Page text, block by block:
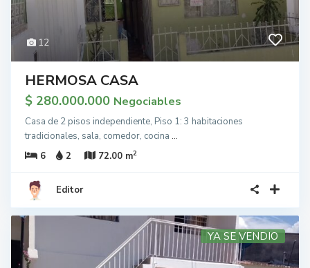
12
HERMOSA CASA
$ 280.000.000 Negociables
Casa de 2 pisos independiente, Piso 1: 3 habitaciones
tradicionales, sala, comedor, cocina ...
6
2 72.00 m2
Editor
YA SE VENDIO